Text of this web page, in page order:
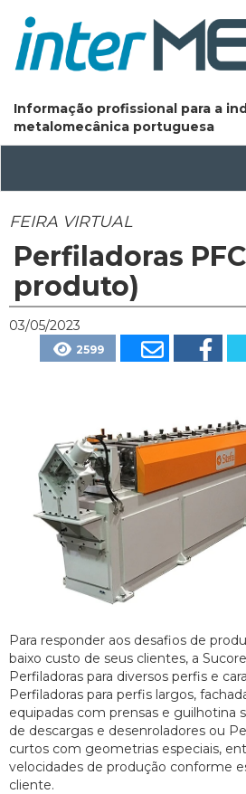
Informação profissional para a
metalomecânica portuguesa
FEIRA VIRTUAL
Perfiladoras
produto)
03/05/2023
2599
Para responder aos desafios de
baixo custo de seus clientes, a
Perfiladoras para diversos perfis e
Perfiladoras para perfis largos,
equipadas com prensas e guilhotina
de descargas e desenroladores ou
curtos com geometrias especiais,
velocidades de produção conforme
cliente.